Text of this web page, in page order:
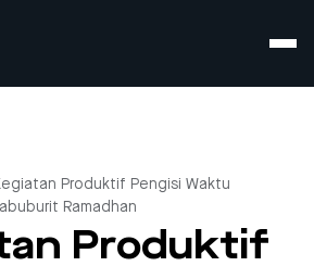
Produktif Pengisi Waktu
Ramadhan
Produktif